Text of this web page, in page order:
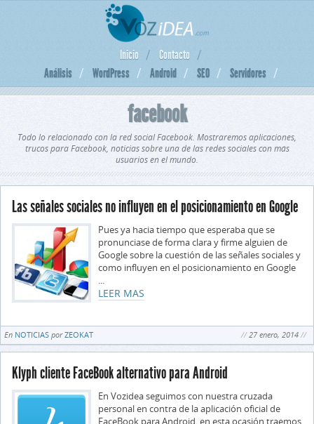
Inicio
Contacto
Análisis
WordPress Android SEO Servidores
facebook
Todo lo relacionado con la red social Facebook. Mostraremos aplicaciones,
trucos para Facebook, noticias sobre una de las redes sociales con más
usuarios en el mundo.
Las señales sociales no influyen en el posicionamiento en Google
Pues ya hacia tiempo que esperaba que se
pronunciase de forma clara y firme alguien de
Google sobre la cuestión de las señales sociales y
como influyen en el posicionamiento en Google
...
LEER MAS
En NOTICIAS porZEOKAT 27 enero, 2014
Klyph cliente FaceBook alternativo para Android
En Vozidea seguimos con nuestra cruzada
personal en contra de la aplicación oficial de
FaceBook para Android, en esta ocasión traemos